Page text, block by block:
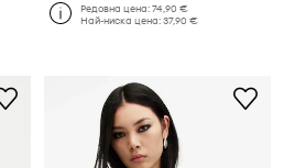
Редовна цена:74,90 €
Най-ниска цена:37,90 €